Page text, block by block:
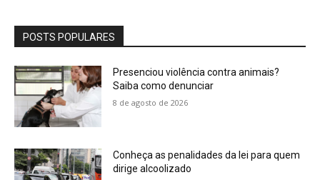
POSTS POPULARES
Presenciou violência contra animais?
Saiba como denunciar
8 de agosto de 2026
Conheça as penalidades da lei para quem
dirige alcoolizado